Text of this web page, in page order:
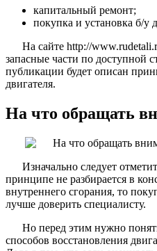
капитальный ремонт;
покупка и установка б/у
На сайте http://
запасные части по доступной
публикации будет описан
двигателя.
На что обращать
Изначально следует
принципе не разбирается в
внутреннего сгорания, то
лучше доверить специалисту.
Но перед этим нужно
способов восстановления